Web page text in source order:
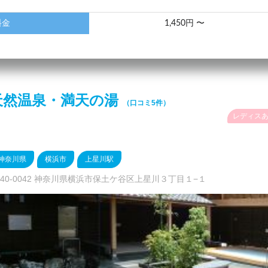
金 1,450円 〜
然温泉・満天の湯 （口コミ5件）
レディス
奈川県 横浜市 上星川駅
0042 神奈川県横浜市保土ケ谷区上星川３丁目１−１